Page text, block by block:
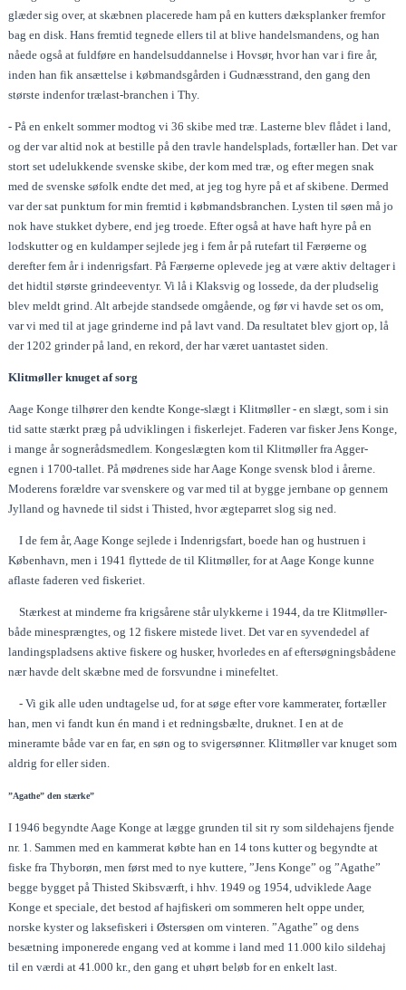
glæder sig over, at skæbnen placerede ham på en kutters dæksplanker fremfor
bag en disk. Hans fremtid tegnede ellers til at blive handelsmandens, og han
nåede også at fuldføre en handelsuddannelse i Hovsør, hvor han var i fire år,
inden han fik ansættelse i købmandsgården i Gudnæsstrand, den gang den
største indenfor trælast-branchen i Thy.
- På en enkelt sommer modtog vi 36 skibe med træ. Lasterne blev flådet i land,
og der var altid nok at bestille på den travle handelsplads, fortæller han. Det var
stort set udelukkende svenske skibe, der kom med træ, og efter megen snak
med de svenske søfolk endte det med, at jeg tog hyre på et af skibene. Dermed
var der sat punktum for min fremtid i købmandsbranchen. Lysten til søen må jo
nok have stukket dybere, end jeg troede. Efter også at have haft hyre på en
lodskutter og en kuldamper sejlede jeg i fem år på rutefart til Færøerne og
derefter fem år i indenrigsfart. På Færøerne oplevede jeg at være aktiv deltager i
det hidtil største grindeeventyr. Vi lå i Klaksvig og lossede, da der pludselig
blev meldt grind. Alt arbejde standsede omgående, og før vi havde set os om,
var vi med til at jage grinderne ind på lavt vand. Da resultatet blev gjort op, lå
der 1202 grinder på land, en rekord, der har været uantastet siden.
Klitmøller knuget af sorg
Aage Konge tilhører den kendte Konge-slægt i Klitmøller - en slægt, som i sin
tid satte stærkt præg på udviklingen i fiskerlejet. Faderen var fisker Jens Konge,
i mange år sognerådsmedlem. Kongeslægten kom til Klitmøller fra Agger-
egnen i 1700-tallet. På mødrenes side har Aage Konge svensk blod i årerne.
Moderens forældre var svenskere og var med til at bygge jernbane op gennem
Jylland og havnede til sidst i Thisted, hvor ægteparret slog sig ned.
I de fem år, Aage Konge sejlede i Indenrigsfart, boede han og hustruen i
København, men i 1941 flyttede de til Klitmøller, for at Aage Konge kunne
aflaste faderen ved fiskeriet.
Stærkest at minderne fra krigsårene står ulykkerne i 1944, da tre Klitmøller-
både minesprængtes, og 12 fiskere mistede livet. Det var en syvendedel af
landingspladsens aktive fiskere og husker, hvorledes en af eftersøgningsbådene
nær havde delt skæbne med de forsvundne i minefeltet.
- Vi gik alle uden undtagelse ud, for at søge efter vore kammerater, fortæller
han, men vi fandt kun én mand i et redningsbælte, druknet. I en at de
mineramte både var en far, en søn og to svigersønner. Klitmøller var knuget som
aldrig for eller siden.
”Agathe” den stærke”
I 1946 begyndte Aage Konge at lægge grunden til sit ry som sildehajens fjende
nr. 1. Sammen med en kammerat købte han en 14 tons kutter og begyndte at
fiske fra Thyborøn, men først med to nye kuttere, ”Jens Konge” og ”Agathe”
begge bygget på Thisted Skibsværft, i hhv. 1949 og 1954, udviklede Aage
Konge et speciale, det bestod af hajfiskeri om sommeren helt oppe under,
norske kyster og laksefiskeri i Østersøen om vinteren. ”Agathe” og dens
besætning imponerede engang ved at komme i land med 11.000 kilo sildehaj
til en værdi at 41.000 kr., den gang et uhørt beløb for en enkelt last.